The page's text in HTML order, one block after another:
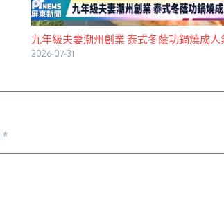
九年級夫妻潮州創業 泰式冬蔭功鍋燒成人
2026-07-31
*